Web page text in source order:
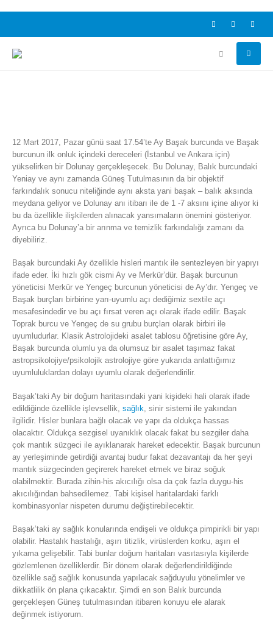
12 Mart 2017, Pazar günü saat 17.54’te Ay Başak burcunda ve Başak
burcunun ilk onluk içindeki dereceleri (İstanbul ve Ankara için)
yükselirken bir Dolunay gerçekleşecek. Bu Dolunay, Balık burcundaki
Yeniay ve aynı zamanda Güneş Tutulmasının da bir objektif
farkındalık sonucu niteliğinde aynı aksta yani başak – balık aksında
meydana geliyor ve Dolunay anı itibarı ile de 1 -7 aksını içine alıyor ki
bu da özellikle ilişkilerden alınacak yansımaların önemini gösteriyor.
Ayrıca bu Dolunay’a bir arınma ve temizlik farkındalığı zamanı da
diyebiliriz.
Başak burcundaki Ay özellikle hisleri mantık ile sentezleyen bir yapıyı
ifade eder. İki hızlı gök cismi Ay ve Merkür’dür. Başak burcunun
yöneticisi Merkür ve Yengeç burcunun yöneticisi de Ay’dır. Yengeç ve
Başak burçları birbirine yarı-uyumlu açı dediğimiz sextile açı
mesafesindedir ve bu açı fırsat veren açı olarak ifade edilir. Başak
Toprak burcu ve Yengeç de su grubu burçları olarak birbiri ile
uyumludurlar. Klasik Astrolojideki asalet tablosu öğretisine göre Ay,
Başak burcunda olumlu ya da olumsuz bir asalet taşımaz fakat
astropsikolojiye/psikolojik astrolojiye göre yukarıda anlattığımız
uyumluluklardan dolayı uyumlu olarak değerlendirilir.
Başak’taki Ay bir doğum haritasındaki yani kişideki hali olarak ifade
edildiğinde özellikle işlevsellik, sağlık , sinir sistemi ile yakından
ilgilidir. Hisler bunlara bağlı olacak ve yapı da oldukça hassas
olacaktır. Oldukça sezgisel uyanıklık olacak fakat bu sezgiler daha
çok mantık süzgeci ile ayıklanarak hareket edecektir. Başak burcunun
ay yerleşiminde getirdiği avantaj budur fakat dezavantajı da her şeyi
mantık süzgecinden geçirerek hareket etmek ve biraz soğuk
olabilmektir. Burada zihin-his akıcılığı olsa da çok fazla duygu-his
akıcılığından bahsedilemez. Tabi kişisel haritalardaki farklı
kombinasyonlar nispeten durumu değiştirebilecektir.
Başak’taki ay sağlık konularında endişeli ve oldukça pimpirikli bir yapı
olabilir. Hastalık hastalığı, aşırı titizlik, virüslerden korku, aşırı el
yıkama gelişebilir. Tabi bunlar doğum haritaları vasıtasıyla kişilerde
gözlemlenen özelliklerdir. Bir dönem olarak değerlendirildiğinde
özellikle sağ sağlık konusunda yapılacak sağduyulu yönelimler ve
dikkatlilik ön plana çıkacaktır. Şimdi en son Balık burcunda
gerçekleşen Güneş tutulmasından itibaren konuyu ele alarak
değinmek istiyorum.